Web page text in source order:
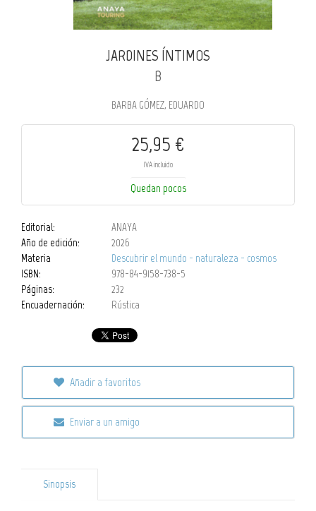
JARDINES ÍNTIMOS
B
BARBA GÓMEZ, EDUARDO
25,95 €
IVA incluido
Quedan pocos
Editorial:
ANAYA
Año de edición:
2026
Materia
Descubrir el mundo - naturaleza - cosmos
ISBN:
978-84-9158-738-5
Páginas:
232
Encuadernación:
Rústica
Añadir a favoritos
Enviar a un amigo
Sinopsis